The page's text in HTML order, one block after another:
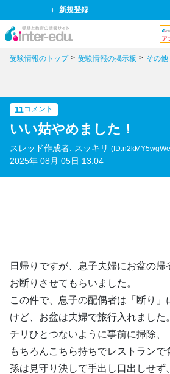
新規登録
受験情報のトップ 受験情報の掲示板 その他
11コメント
いい姑やめました！
スレッド作成者: スッキリ
2025年 08月 05日 13:04
日帰りですが、息子夫婦にお盆の帰
お断りさせてもらいました。
この件で、息子の配偶者は「断り」
けど、お盆は夫婦で旅行入れました。
チリひとつないように事前に掃除、
もちろんこちら持ちでレストランで
孫は見守り決して手出し口出しせず、